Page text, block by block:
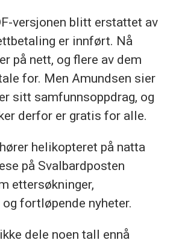
versjonen blitt erstattet av
er innført. Nå
på nett, og flere av dem
for. Men Amundsen sier
sitt samfunnsoppdrag, og
derfor er gratis for alle.
helikopteret på natta
på Svalbardposten
ettersøkninger,
fortløpende nyheter.
dele noen tall ennå